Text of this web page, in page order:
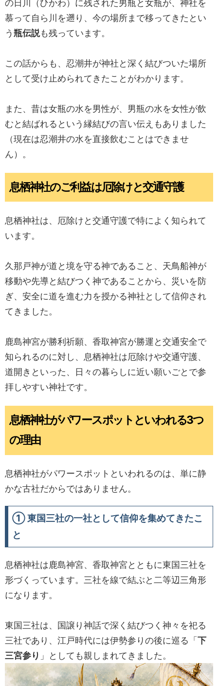
の日川（ひかわ）に残された男瓶と女瓶が、神社を
慕って自ら川を遡り、今の場所まで移ってきたとい
う瓶伝説も残っています。
この話からも、忍潮井が神社と深く結びついた場所
として受け止められてきたことがわかります。
また、昔は女瓶の水を男性が、男瓶の水を女性が飲
むと結ばれるという縁結びの言い伝えもありました
（現在は忍潮井の水を直接飲むことはできませ
ん）。
息栖神社のご利益は厄除けと交通守護
息栖神社は、厄除けと交通守護で特によく知られて
います。
久那戸神が道と境を守る神であること、天鳥船神が
移動や先導と結びつく神であることから、災いを防
ぎ、安全に道を進む力を授かる神社として信仰され
てきました。
鹿島神宮が勝利祈願、香取神宮が勝運と交通安全で
知られるのに対し、息栖神社は厄除けや交通守護、
道開きといった、日々の暮らしに近い願いごとで参
拝しやすい神社です。
息栖神社がパワースポットといわれる3つ
の理由
息栖神社がパワースポットといわれるのは、単に静
かな古社だからではありません。
① 東国三社の一社として信仰を集めてきたこ
と
息栖神社は鹿島神宮、香取神宮とともに東国三社を
形づくっています。三社を線で結ぶと二等辺三角形
になります。
東国三社は、国譲り神話で深く結びつく神々を祀る
三社であり、江戸時代には伊勢参りの後に巡る「下
三宮参り 」としても親しまれてきました。